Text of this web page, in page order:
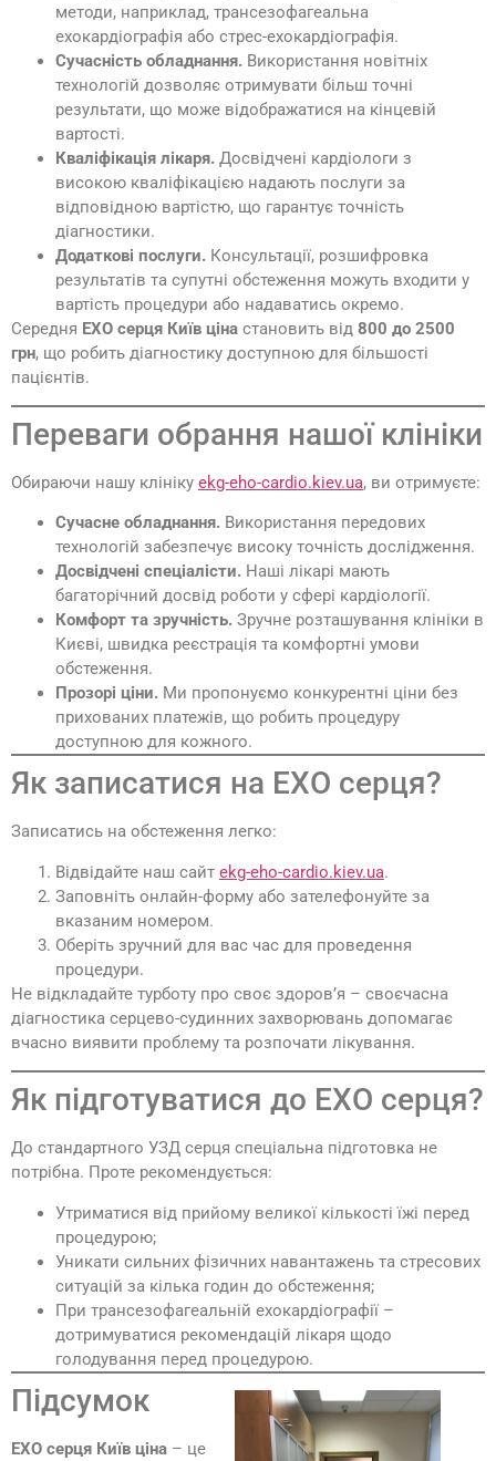
методи, наприклад, трансезофагеальна
ехокардіографія або стрес-ехокардіографія.
Сучасність обладнання. Використання новітніх
технологій дозволяє отримувати більш точні
результати, що може відображатися на кінцевій
вартості.
Кваліфікація лікаря. Досвідчені кардіологи з
високою кваліфікацією надають послуги за
відповідною вартістю, що гарантує точність
діагностики.
Додаткові послуги. Консультації, розшифровка
результатів та супутні обстеження можуть входити у
вартість процедури або надаватись окремо.
Середня ЕХО серця Київ ціна становить від 800 до 2500
грн, що робить діагностику доступною для більшості
пацієнтів.
Переваги обрання нашої клініки
Обираючи нашу клініку ekg-eho-cardio.kiev.ua, ви отримуєте:
Сучасне обладнання. Використання передових
технологій забезпечує високу точність дослідження.
Досвідчені спеціалісти. Наші лікарі мають
багаторічний досвід роботи у сфері кардіології.
Комфорт та зручність. Зручне розташування клініки в
Києві, швидка реєстрація та комфортні умови
обстеження.
Прозорі ціни. Ми пропонуємо конкурентні ціни без
прихованих платежів, що робить процедуру
доступною для кожного.
Як записатися на ЕХО серця?
Записатись на обстеження легко:
Відвідайте наш сайт ekg-eho-cardio.kiev.ua.
Заповніть онлайн-форму або зателефонуйте за
вказаним номером.
Оберіть зручний для вас час для проведення
процедури.
Не відкладайте турботу про своє здоров’я – своєчасна
діагностика серцево-судинних захворювань допомагає
вчасно виявити проблему та розпочати лікування.
Як підготуватися до ЕХО серця?
До стандартного УЗД серця спеціальна підготовка не
потрібна. Проте рекомендується:
Утриматися від прийому великої кількості їжі перед
процедурою;
Уникати сильних фізичних навантажень та стресових
ситуацій за кілька годин до обстеження;
При трансезофагеальній ехокардіографії –
дотримуватися рекомендацій лікаря щодо
голодування перед процедурою.
Підсумок
ЕХО серця Київ ціна – це